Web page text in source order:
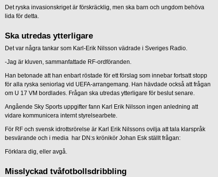
Det ryska invasionskriget är förskräcklig, men ska barn och ungdom behöva
lida för detta.
Ska utredas ytterligare
Det var några tankar som Karl-Erik Nilsson vädrade i Sveriges Radio.
-Jag är kluven, sammanfattade RF-ordföranden.
Han betonade att han enbart röstade för ett förslag som innebar fortsatt stopp
för alla ryska seniorlag vid UEFA-arrangemang. Han hävdade också att frågan
om U 17 VM bordlades. Frågan ska utredas ytterligare för beslut senare.
Angående Sky Sports uppgifter fann Karl Erik Nilsson ingen anledning att
vidare kommunicera internt styrelsearbete.
För RF och svensk idrottsrörelse är Karl Erik Nilssons ovilja att tala klarspråk
besvärande och i media har DN:s krönikör Johan Esk ställt frågan:
Förklara dig, eller avgå.
Misslyckad tvåfotbollsdribbling